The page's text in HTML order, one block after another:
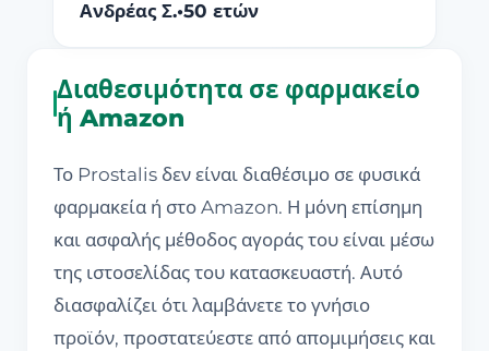
Ανδρέας Σ.•50 ετών
Διαθεσιμότητα σε φαρμακείο
ή Amazon
Το Prostalis δεν είναι διαθέσιμο σε φυσικά
φαρμακεία ή στο Amazon. Η μόνη επίσημη
και ασφαλής μέθοδος αγοράς του είναι μέσω
της ιστοσελίδας του κατασκευαστή. Αυτό
διασφαλίζει ότι λαμβάνετε το γνήσιο
προϊόν, προστατεύεστε από απομιμήσεις και